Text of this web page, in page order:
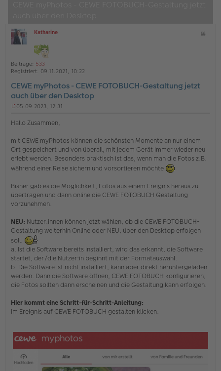
ff
n
e
Katharine
Beiträge: 533
Registriert: 09.11.2021, 10:22
CEWE myPhotos - CEWE FOTOBUCH-Gestaltung jetzt
auch über den Desktop
g
l
e
s
n
r
B
e
i
r
a
g
05.09.2023, 12:31
Hallo Zusammen,
mit CEWE myPhotos können die schönsten Momente an nur einem
Ort gespeichert und von überall, mit jedem Gerät immer wieder neu
erlebt werden. Besonders praktisch ist das, wenn man die Fotos z.B.
während einer Reise sichern und vorsortieren möchte
Bisher gab es die Möglichkeit, Fotos aus einem Ereignis heraus zu
übertragen und dann online die CEWE FOTOBUCH Gestaltung
vorzunehmen.
NEU: Nutzer:innen können jetzt wählen, ob die CEWE FOTOBUCH-
Gestaltung weiterhin Online oder NEU, über den Desktop erfolgen
soll.
a. Ist die Software bereits installiert, wird das erkannt, die Software
startet, der/die Nutzer:in beginnt mit der Formatauswahl.
b. Die Software ist nicht installiert, kann aber direkt heruntergeladen
werden. Dann die Software öffnen, CEWE FOTOBUCH konfigurieren,
die Fotos sollten dann erscheinen und die Gestaltung kann erfolgen.
Hier kommt eine Schritt-für-Schritt-Anleitung:
Im Ereignis auf CEWE FOTOBUCH gestalten klicken.